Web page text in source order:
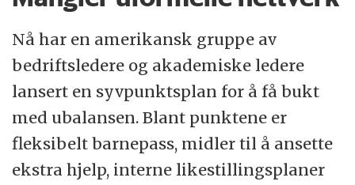
Nå har en amerikansk gruppe av
bedriftsledere og akademiske ledere
lansert en syvpunktsplan for å få bukt
med ubalansen. Blant punktene er
fleksibelt barnepass, midler til å ansette
ekstra hjelp, interne likestillingsplaner